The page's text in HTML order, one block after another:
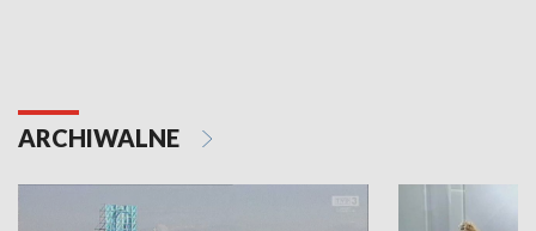
ARCHIWALNE